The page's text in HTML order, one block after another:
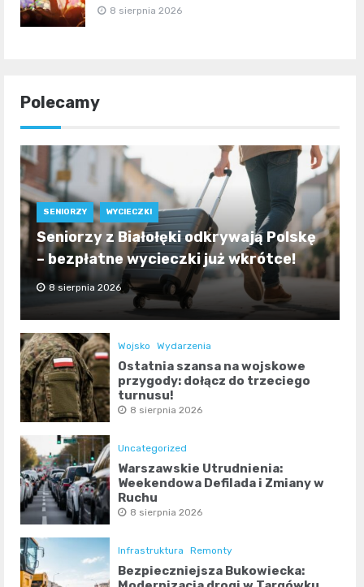
8 sierpnia 2026
Polecamy
SENIORZY WYCIECZKI
Seniorzy z Białołęki odkrywają Polskę
– bezpłatne wycieczki już wkrótce!
8 sierpnia 2026
Wojsko Wydarzenia
Ostatnia szansa na wojskowe
przygody: dołącz do trzeciego
turnusu!
8 sierpnia 2026
Uncategorized
Warszawskie Utrudnienia:
Weekendowa Defilada i Zmiany w
Ruchu
8 sierpnia 2026
Infrastruktura Remonty
Bezpieczniejsza Bukowiecka: